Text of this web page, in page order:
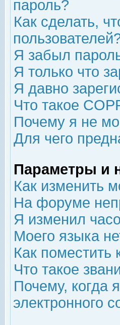
пароль?
Как сделать,
Я забыл
Я только что
Я давно
Что такое
Почему я не
Для чего
Параметры и
Как изменить
На форуме
Я изменил
Моего языка
Как поместить
Что такое
Почему, когда
электронного